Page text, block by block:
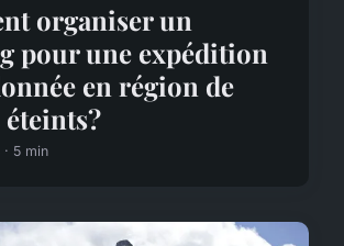
organiser un
pour une expédition
en région de
5 min